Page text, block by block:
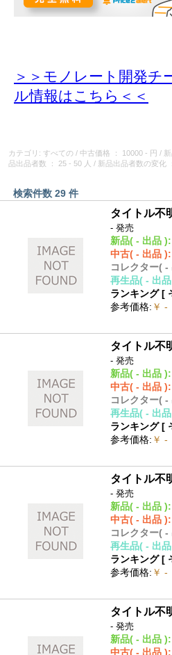
＞＞モノレート開発チ
ル情報はこちら＜＜
カテゴリ: すべての / 中古価格 ： 10000 - 円 /
品出品者数
： 25 - 50 人 / 新品出品者数の変化
検索件数 29 件
タイトル不
- 発売
新品( - 出品 ):
中古( - 出品 ):
コレクター( -
再生品( - 出
ランキング [
参考価格: ￥ -
タイトル不
- 発売
新品( - 出品 ):
中古( - 出品 ):
コレクター( -
再生品( - 出
ランキング [
参考価格: ￥ -
タイトル不
- 発売
新品( - 出品 ):
中古( - 出品 ):
コレクター( -
再生品( - 出
ランキング [
参考価格: ￥ -
タイトル不
- 発売
新品( - 出品 ):
中古( - 出品 ):